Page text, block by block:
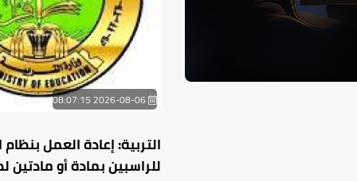
2026-08-06 08:07:15
التربية: إعادة العمل
للراسبين بمادة أو